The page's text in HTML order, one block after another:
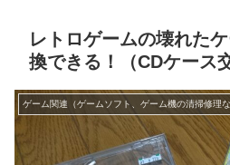
レトロゲームの壊れた
換できる！（CDケース
ゲーム関連（ゲームソフト、ゲーム機の清掃修理な